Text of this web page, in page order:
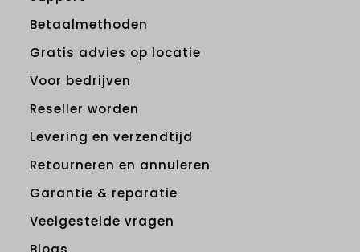
Betaalmethoden
Gratis advies op locatie
Voor bedrijven
Reseller worden
Levering en verzendtijd
Retourneren en annuleren
Garantie & reparatie
Veelgestelde vragen